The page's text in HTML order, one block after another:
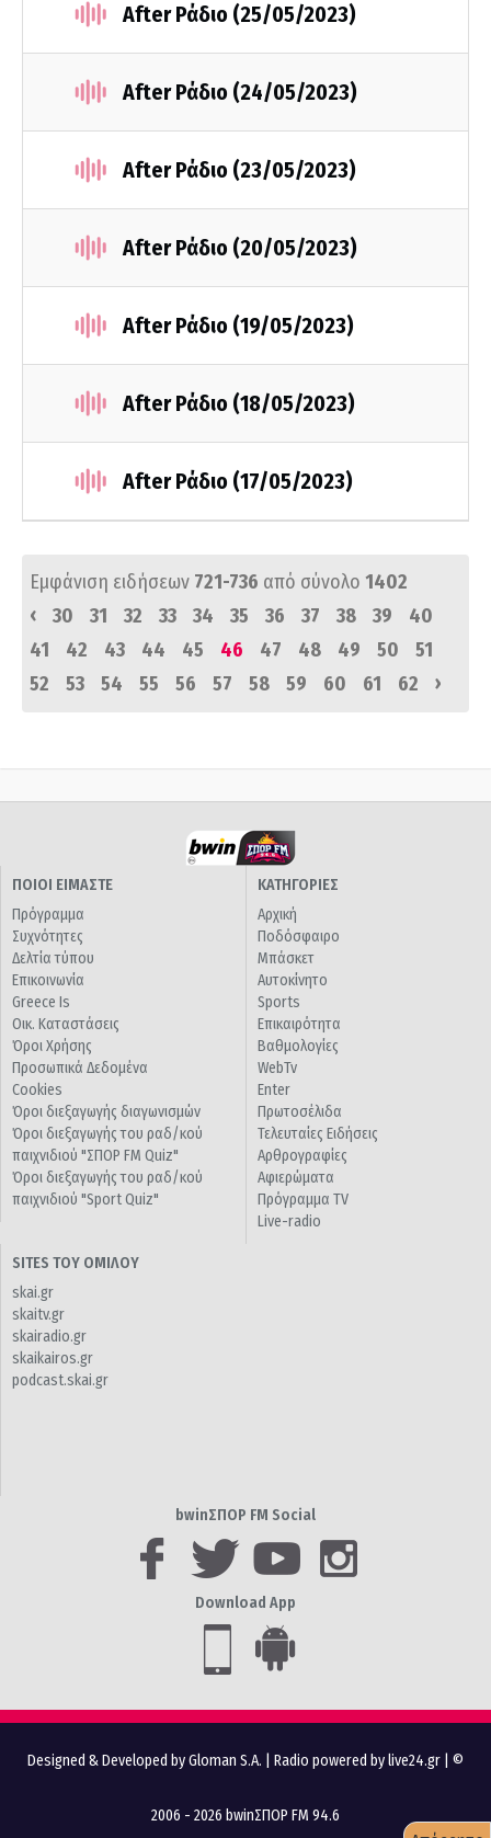
After Ράδιο (25/05/2023)
After Ράδιο (24/05/2023)
After Ράδιο (23/05/2023)
After Ράδιο (20/05/2023)
After Ράδιο (19/05/2023)
After Ράδιο (18/05/2023)
After Ράδιο (17/05/2023)
Εμφάνιση ειδήσεων 721-736 από σύνολο 1402
‹
30 31 32 33 34 35 36 37 38 39
40
41
42 43 44 45 46 47 48 49 50
51
52
53 54 55 56 57 58 59 60 61 62 ›
ΠΟΙΟΙ ΕΙΜΑΣΤΕ
Πρόγραμμα
Συχνότητες
Δελτία τύπου
Επικοινωνία
Greece Is
Οικ. Καταστάσεις
Όροι Χρήσης
Προσωπικά Δεδομένα
Cookies
Όροι διεξαγωγής διαγωνισμών
Όροι διεξαγωγής του ραδ/κού
παιχνιδιού "ΣΠΟΡ FM Quiz"
Όροι διεξαγωγής του ραδ/κού
παιχνιδιού "Sport Quiz"
ΚΑΤΗΓΟΡΙΕΣ
Αρχική
Ποδόσφαιρο
Μπάσκετ
Αυτοκίνητο
Sports
Επικαιρότητα
Βαθμολογίες
WebTv
Enter
Πρωτοσέλιδα
Τελευταίες Ειδήσεις
Αρθρογραφίες
Αφιερώματα
Πρόγραμμα TV
Live-radio
SITES ΤΟΥ ΟΜΙΛΟΥ
skai.gr
skaitv.gr
skairadio.gr
skaikairos.gr
podcast.skai.gr
bwinΣΠΟΡ FM Social
Download App
Designed & Developed by Gloman S.A. Radio powered by live24.gr | ©
2006 - 2026 bwinΣΠΟΡ FM 94.6